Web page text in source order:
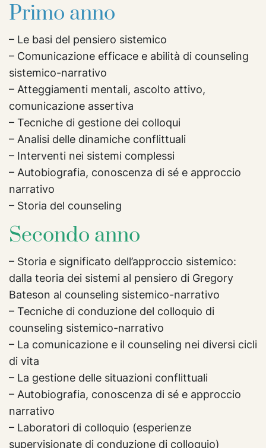
Primo anno
– Le basi del pensiero sistemico
– Comunicazione efficace e abilità di counseling
sistemico-narrativo
– Atteggiamenti mentali, ascolto attivo,
comunicazione assertiva
– Tecniche di gestione dei colloqui
– Analisi delle dinamiche conflittuali
– Interventi nei sistemi complessi
– Autobiografia, conoscenza di sé e approccio
narrativo
– Storia del counseling
Secondo anno
– Storia e significato dell’approccio sistemico:
dalla teoria dei sistemi al pensiero di Gregory
Bateson al counseling sistemico-narrativo
– Tecniche di conduzione del colloquio di
counseling sistemico-narrativo
– La comunicazione e il counseling nei diversi cicli
di vita
– La gestione delle situazioni conflittuali
– Autobiografia, conoscenza di sé e approccio
narrativo
– Laboratori di colloquio (esperienze
supervisionate di conduzione di colloquio)